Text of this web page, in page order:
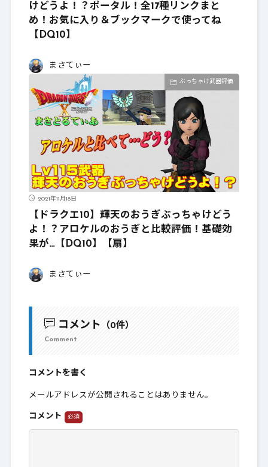
けどうよ！？ポータル！全17種リンクまと
め！お気に入り＆ブックマークで使ってね
【DQ10】
まさてぃー
ぶっちゃけ武器評価
2021年11月18日
【ドラクエ10】輝天のおうぎぶっちゃけどう
よ！？アロケルのおうぎと比較評価！基礎効
果が…【DQ10】【扇】
まさてぃー
コメント （0件）
Comment
コメントを書く
メールアドレスが公開されることはありません。
コメント